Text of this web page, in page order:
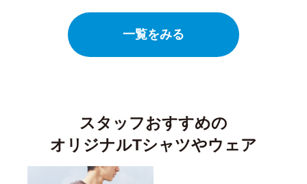
一覧をみる
スタッフおすすめの
オリジナルTシャツやウェア